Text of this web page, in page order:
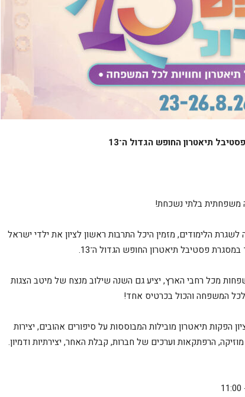
פסטיבל תיאטרון החופש הגדול ה־13
משפחתית בלתי נשכחת!
הלימודים, מזמין היכל התרבות ראשון לציון את ילדי ישראל
במסגרת פסטיבל תיאטרון החופש הגדול ה־13.
מכל רחבי הארץ, יציע גם השנה שילוב מנצח של מיטב הצגות
לכל המשפחה והכול בכרטיס אחד!
הפקות תיאטרון מובילות המבוססות על סיפורים אהובים, יצירות
הרפתקאות וערכים של חברות, קבלת האחר, יצירתיות ודמיון.